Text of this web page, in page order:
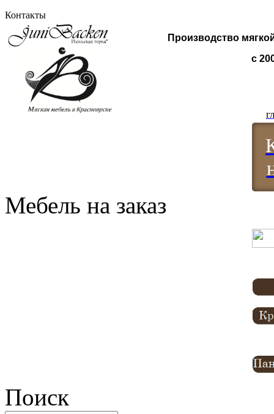
Контакты
Производство
с
Мебель на заказ
Поиск